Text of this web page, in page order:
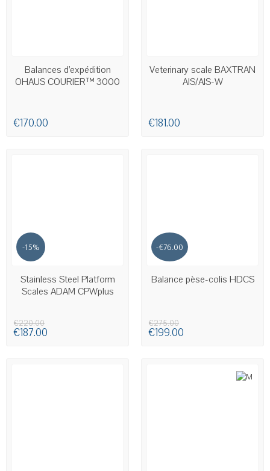
AVAILABLE
Balances d’expédition
OHAUS COURIER™ 3000
€170.00
AVAILABLE
Veterinary scale BAXTRAN
AIS/AIS-W
€181.00
-15%
Stainless Steel Platform
Scales ADAM CPWplus
€220.00
€187.00
-€76.00
AVAILABLE
Balance pèse-colis HDCS
€275.00
€199.00